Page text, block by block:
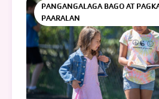
PANGANGALAGA BAGO AT
PAARALAN